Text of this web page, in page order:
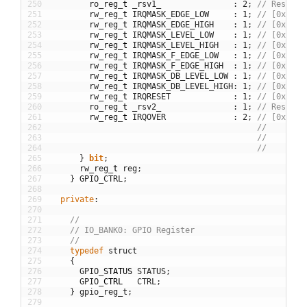
250
251
252
253
254
255
256
257
258
259
260
261
262
263
264
265
266
267
268
269
270
271
272
273
274
275
276
277
278
279
ro_reg t _rsv1_ : 2;
//
rw_reg t IRQMASK_EDGE_LOW : 1;
// [0x00]
rw_reg t IRQMASK_EDGE_HIGH : 1;
// [0x00]
rw_reg t IRQMASK_LEVEL_LOW : 1;
// [0x00]
rw_reg t IRQMASK_LEVEL_HIGH : 1;
// [0x00]
rw_reg t IRQMASK_F_EDGE_LOW : 1;
// [0x00]
rw_reg t IRQMASK_F_EDGE_HIGH : 1;
// [0x00]
rw_reg t IRQMASK_DB_LEVEL_LOW : 1;
// [0x00]
rw_reg t IRQMASK_DB_LEVEL_HIGH : 1;
// [0x00]
rw_reg t IRQRESET : 1;
// [0x00]
ro_reg t _rsv2_ : 1;
//
rw_reg t IRQOVER : 2;
// [0x00]
//
//
//
}
bit;
rw_reg t reg;
} GPIO_CTRL;
private:
//
// IO_BANK0: GPIO Register
//
typedef struct
{
GPIO STATUS STATUS;
GPIO CTRL CTRL;
} gpio_reg_t ;